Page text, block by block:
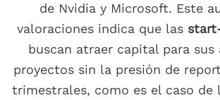
de Nvidia y Microsoft. Este
valoraciones indica que las
buscan atraer capital para sus
proyectos sin la presión de
trimestrales, como es el caso de